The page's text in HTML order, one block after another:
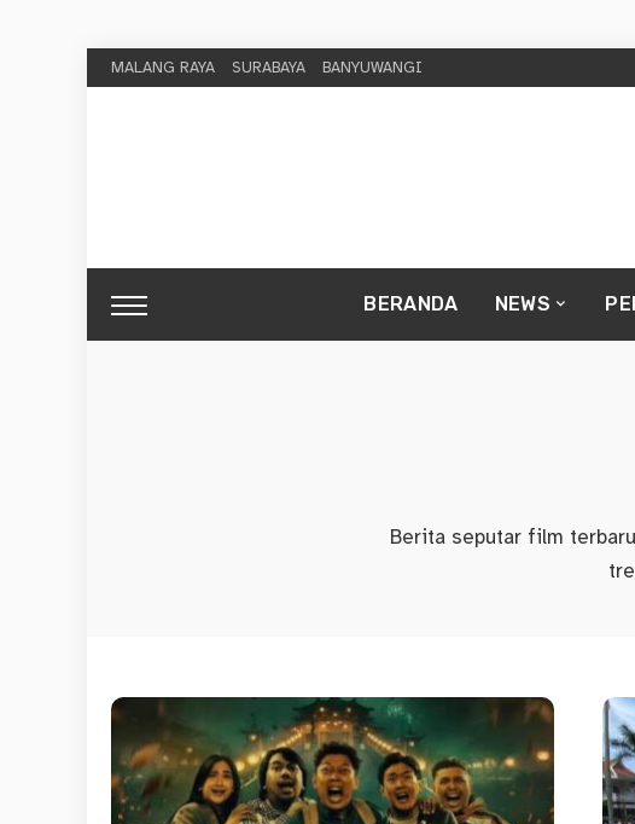
MALANG RAYA SURABAYA BANYUWANGI
BERANDA NEWS
Berita seputar film